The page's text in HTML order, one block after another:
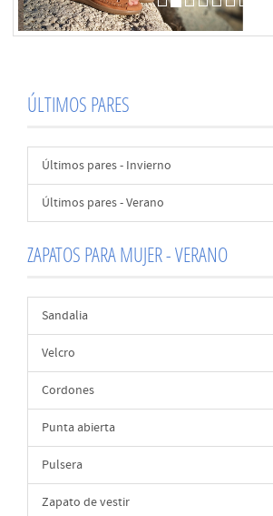
ÚLTIMOS PARES
Últimos pares - Invierno
Últimos pares - Verano
ZAPATOS PARA MUJER - VERANO
Sandalia
Velcro
Cordones
Punta abierta
Pulsera
Zapato de vestir